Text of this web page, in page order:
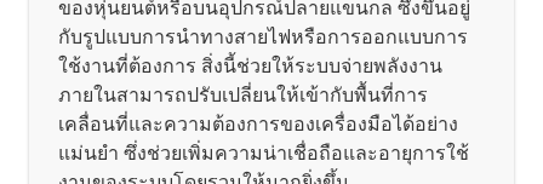
ของหุ่นยนต์หรือบนอุปกรณ์ปลายแขนกล ซึ่งขึ้นอยู่
กับรูปแบบการนำทางสายไฟหรือการออกแบบการ
ใช้งานที่ต้องการ สิ่งนี้ช่วยให้ระบบจ่ายพลังงาน
ภายในสามารถปรับเปลี่ยนให้เข้ากับพื้นที่การ
เคลื่อนที่และความต้องการของเครื่องมือได้อย่าง
แม่นยำ ซึ่งช่วยเพิ่มความน่าเชื่อถือและอายุการใช้